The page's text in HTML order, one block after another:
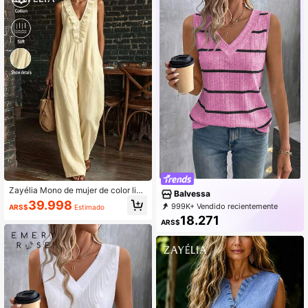
Zayélia Mono de mujer de color liso
con patchwork, volantes, cuello en
V, sin mangas, con bolsillos y perner
ARS$39.998 Estimado
Balvessa
999K+ Vendido recientemente
99K+ Recompra
ARS$18.271